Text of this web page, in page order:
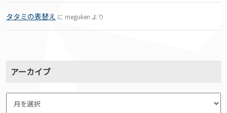
タタミの表替え に meguken より
アーカイブ